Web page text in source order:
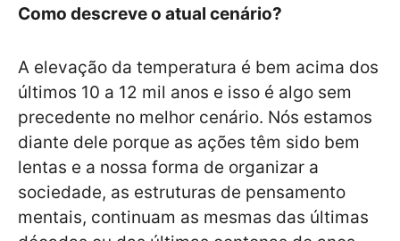
Como descreve o atual cenário?
A elevação da temperatura é bem acima dos
últimos 10 a 12 mil anos e isso é algo sem
precedente no melhor cenário. Nós estamos
diante dele porque as ações têm sido bem
lentas e a nossa forma de organizar a
sociedade, as estruturas de pensamento
mentais, continuam as mesmas das últimas